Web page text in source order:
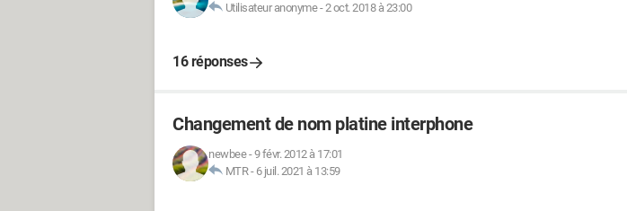
Utilisateur anonyme-2 oct. 2018 à 23:00
16 réponses
Changement de nom platine interphone
newbee-9 févr. 2012 à 17:01
MTR- 6 juil. 2021 à 13:59